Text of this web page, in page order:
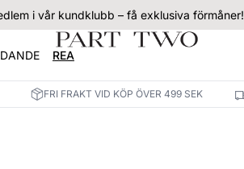
i vår kundklubb – få exklusiva förmåner!
REA
FRI FRAKT VID KÖP ÖVER 499 SEK